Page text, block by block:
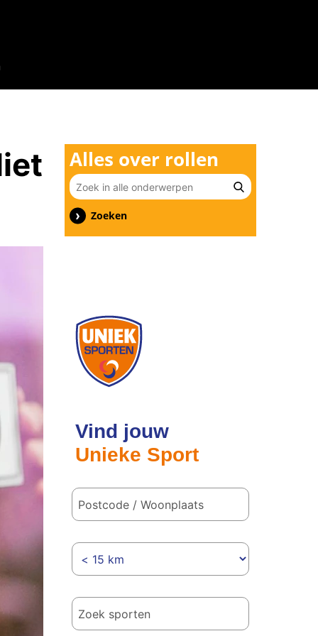
Alles over rollen
Zoeken
Vind jouw
Unieke Sport
Hoe
ver
wil
reizen?
Welke
sport(en)
vind